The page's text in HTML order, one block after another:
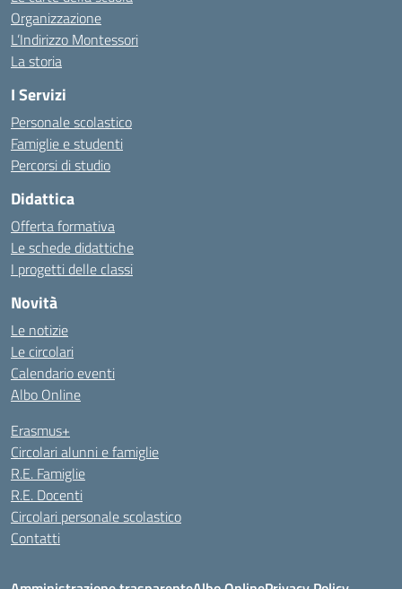
Organizzazione
L’Indirizzo Montessori
La storia
I Servizi
Personale scolastico
Famiglie e studenti
Percorsi di studio
Didattica
Offerta formativa
Le schede didattiche
I progetti delle classi
Novità
Le notizie
Le circolari
Calendario eventi
Albo Online
Erasmus+
Circolari alunni e famiglie
R.E. Famiglie
R.E. Docenti
Circolari personale scolastico
Contatti